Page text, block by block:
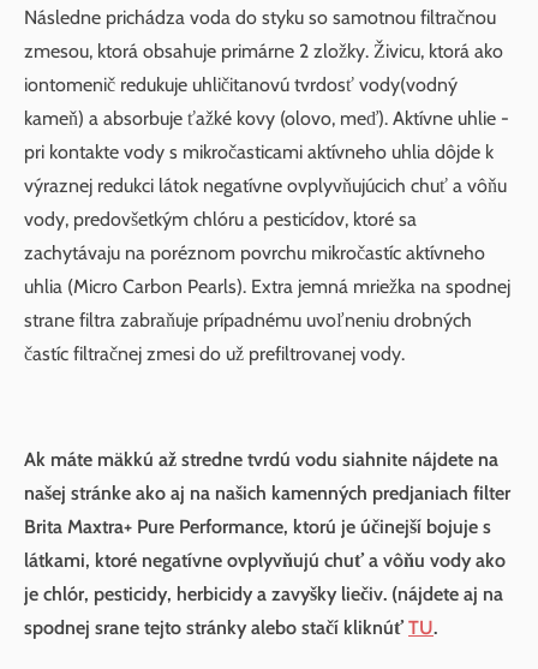
Následne prichádza voda do styku so samotnou filtračnou
zmesou, ktorá obsahuje primárne 2 zložky. Živicu, ktorá ako
iontomenič redukuje uhličitanovú tvrdosť vody(vodný
kameň) a absorbuje ťažké kovy (olovo, meď). Aktívne uhlie -
pri kontakte vody s mikročasticami aktívneho uhlia dôjde k
výraznej redukci látok negatívne ovplyvňujúcich chuť a vôňu
vody, predovšetkým chlóru a pesticídov, ktoré sa
zachytávaju na poréznom povrchu mikročastíc aktívneho
uhlia (Micro Carbon Pearls). Extra jemná mriežka na spodnej
strane filtra zabraňuje prípadnému uvoľneniu drobných
častíc filtračnej zmesi do už prefiltrovanej vody.
Ak máte mäkkú až stredne tvrdú vodu siahnite nájdete na
našej stránke ako aj na našich kamenných predjaniach filter
Brita Maxtra+ Pure Performance, ktorú je účinejší bojuje s
látkami, ktoré negatívne ovplyvňujú chuť a vôňu vody ako
je chlór, pesticidy, herbicidy a zavyšky liečiv. (nájdete aj na
spodnej srane tejto stránky alebo stačí kliknúťTU.